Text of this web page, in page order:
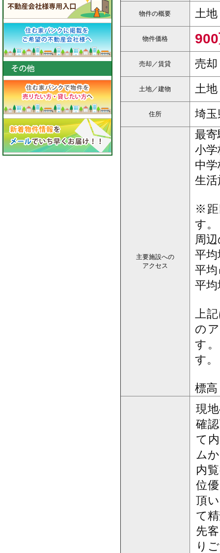
物件の概要 土
物件価格
売却／賃貸 売却
土地／建物 土地
住所 埼
主要施設への
アクセス
最
小
中
生
※距
す。
周
平
平
平
上
の
す
す。
標
現
確
て
ム
内
位
頂
て
先
り